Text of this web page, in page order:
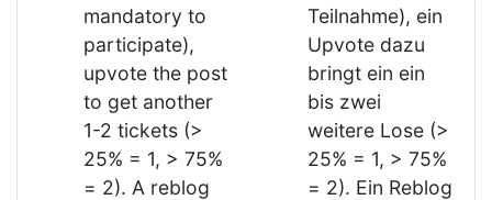
mandatory to
participate),
upvote the post
to get another
1-2 tickets (>
25% = 1, > 75%
= 2). A reblog
Teilnahme), ein
Upvote dazu
bringt ein ein
bis zwei
weitere Lose (>
25% = 1, > 75%
= 2). Ein Reblog